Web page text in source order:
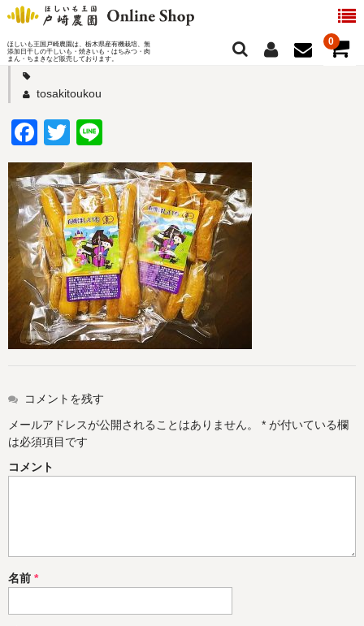
ほしいも王国戸崎農園は、栃木県産有機栽培、無
添加日干しの干しいも・焼きいも・はちみつ・肉
まん・ちまきなど販売しております。
0
ほしいも
はちみつ
肉まん・ちまき
焼いも
se0006
2021年10月11日
Filed under:
tosakitoukou
F
a
c
e
b
o
o
k
T
wi
tt
er
n
e
コメントを残す
メールアドレスが公開されることはありません。
* が付いている欄
は必須項目です
コメント
名前 *